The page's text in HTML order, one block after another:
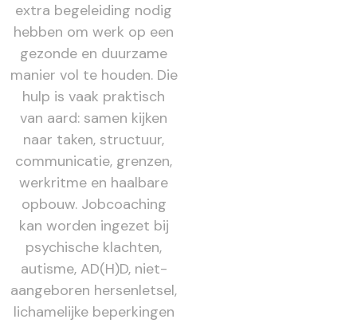
extra begeleiding nodig
hebben om werk op een
gezonde en duurzame
manier vol te houden. Die
hulp is vaak praktisch
van aard: samen kijken
naar taken, structuur,
communicatie, grenzen,
werkritme en haalbare
opbouw. Jobcoaching
kan worden ingezet bij
psychische klachten,
autisme, AD(H)D, niet-
aangeboren hersenletsel,
lichamelijke beperkingen